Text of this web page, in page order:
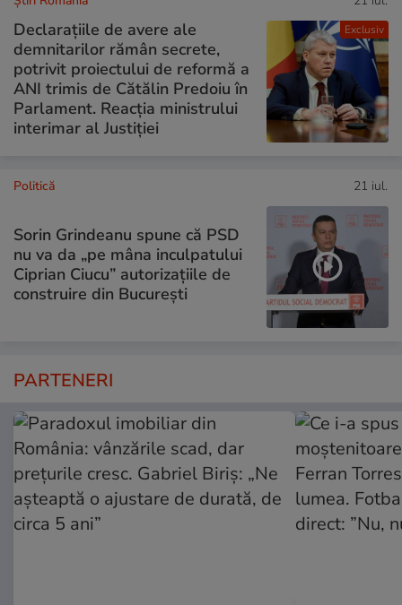
Exclusiv
Declarațiile de avere ale
demnitarilor rămân secrete,
potrivit proiectului de reformă a
ANI trimis de Cătălin Predoiu în
Parlament. Reacția ministrului
interimar al Justiției
Politică 21 iul.
Sorin Grindeanu spune că PSD
nu va da „pe mâna inculpatului
Ciprian Ciucu” autorizațiile de
construire din București
PARTENERI